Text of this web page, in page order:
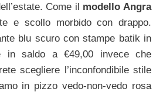
Come il modello Angra
e scollo morbido con drappo.
blu scuro con stampe batik in
in saldo a €49,00 invece che
scegliere l’inconfondibile stile
in pizzo vedo-non-vedo rosa